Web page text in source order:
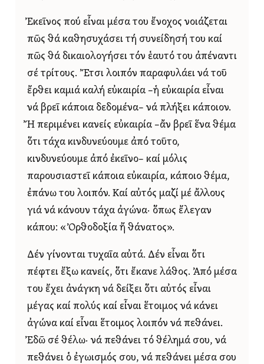
Ἐκεῖνος πού εἶναι μέσα του ἔνοχος νοιάζεται
πῶς θά καθησυχάσει τή συνείδησή του καί
πῶς θά δικαιολογήσει τόν ἑαυτό του ἀπέναντι
σέ τρίτους. Ἔτσι λοιπόν παραφυλάει νά τοῦ
ἔρθει καμιά καλή εὐκαιρία –ἡ εὐκαιρία εἶναι
νά βρεῖ κάποια δεδομένα– νά πλήξει κάποιον.
Ἤ περιμένει κανείς εὐκαιρία –ἄν βρεῖ ἕνα θέμα
ὅτι τάχα κινδυνεύουμε ἀπό τοῦτο,
κινδυνεύουμε ἀπό ἐκεῖνο– καί μόλις
παρουσιαστεῖ κάποια εὐκαιρία, κάποιο θέμα,
ἐπάνω του λοιπόν. Καί αὐτός μαζί μέ ἄλλους
γιά νά κάνουν τάχα ἀγώνα· ὅπως ἔλεγαν
κάπου: «Ὀρθοδοξία ἤ θάνατος».
Δέν γίνονται τυχαῖα αὐτά. Δέν εἶναι ὅτι
πέφτει ἔξω κανείς, ὅτι ἔκανε λάθος. Ἀπό μέσα
του ἔχει ἀνάγκη νά δείξει ὅτι αὐτός εἶναι
μέγας καί πολύς καί εἶναι ἕτοιμος νά κάνει
ἀγώνα καί εἶναι ἕτοιμος λοιπόν νά πεθάνει.
Ἐδῶ σέ θέλω· νά πεθάνει τό θέλημά σου, νά
πεθάνει ὁ ἐγωισμός σου, νά πεθάνει μέσα σου